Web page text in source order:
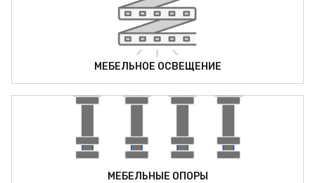
МЕБЕЛЬНОЕ ОСВЕЩЕНИЕ
МЕБЕЛЬНЫЕ ОПОРЫ